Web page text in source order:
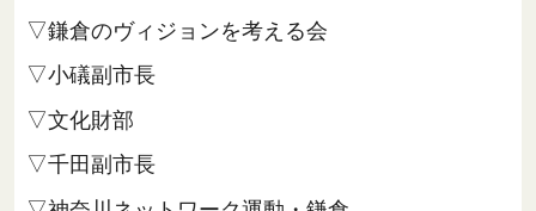
▽鎌倉のヴィジョンを考える会
▽小礒副市長
▽文化財部
▽千田副市長